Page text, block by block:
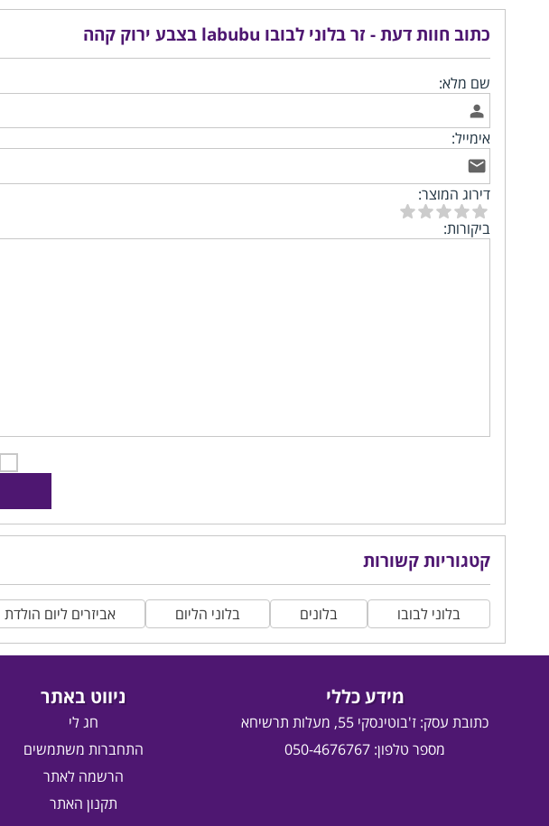
כתוב חוות דעת - זר בלוני לבובו labubu בצבע ירוק קהה
שם מלא:
אימייל:
דירוג המוצר:
ביקורות:
קטגוריות קשורות
בלוני לבובו בלונים בלוני הליום אביזרים ליום הולדת
מידע כללי
כתובת עסק: ז'בוטינסקי 55, מעלות תרשיחא
מספר טלפון: 050-4676767
ניווט באתר
חג לי
התחברות משתמשים
הרשמה לאתר
תקנון האתר